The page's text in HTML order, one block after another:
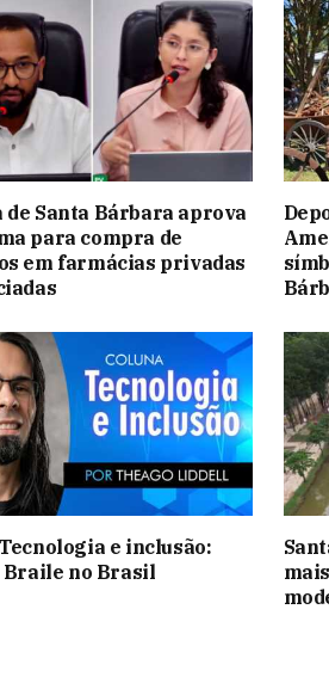
de Santa Bárbara aprova
para compra de
em farmácias privadas
e inclusão:
Braile no Brasil